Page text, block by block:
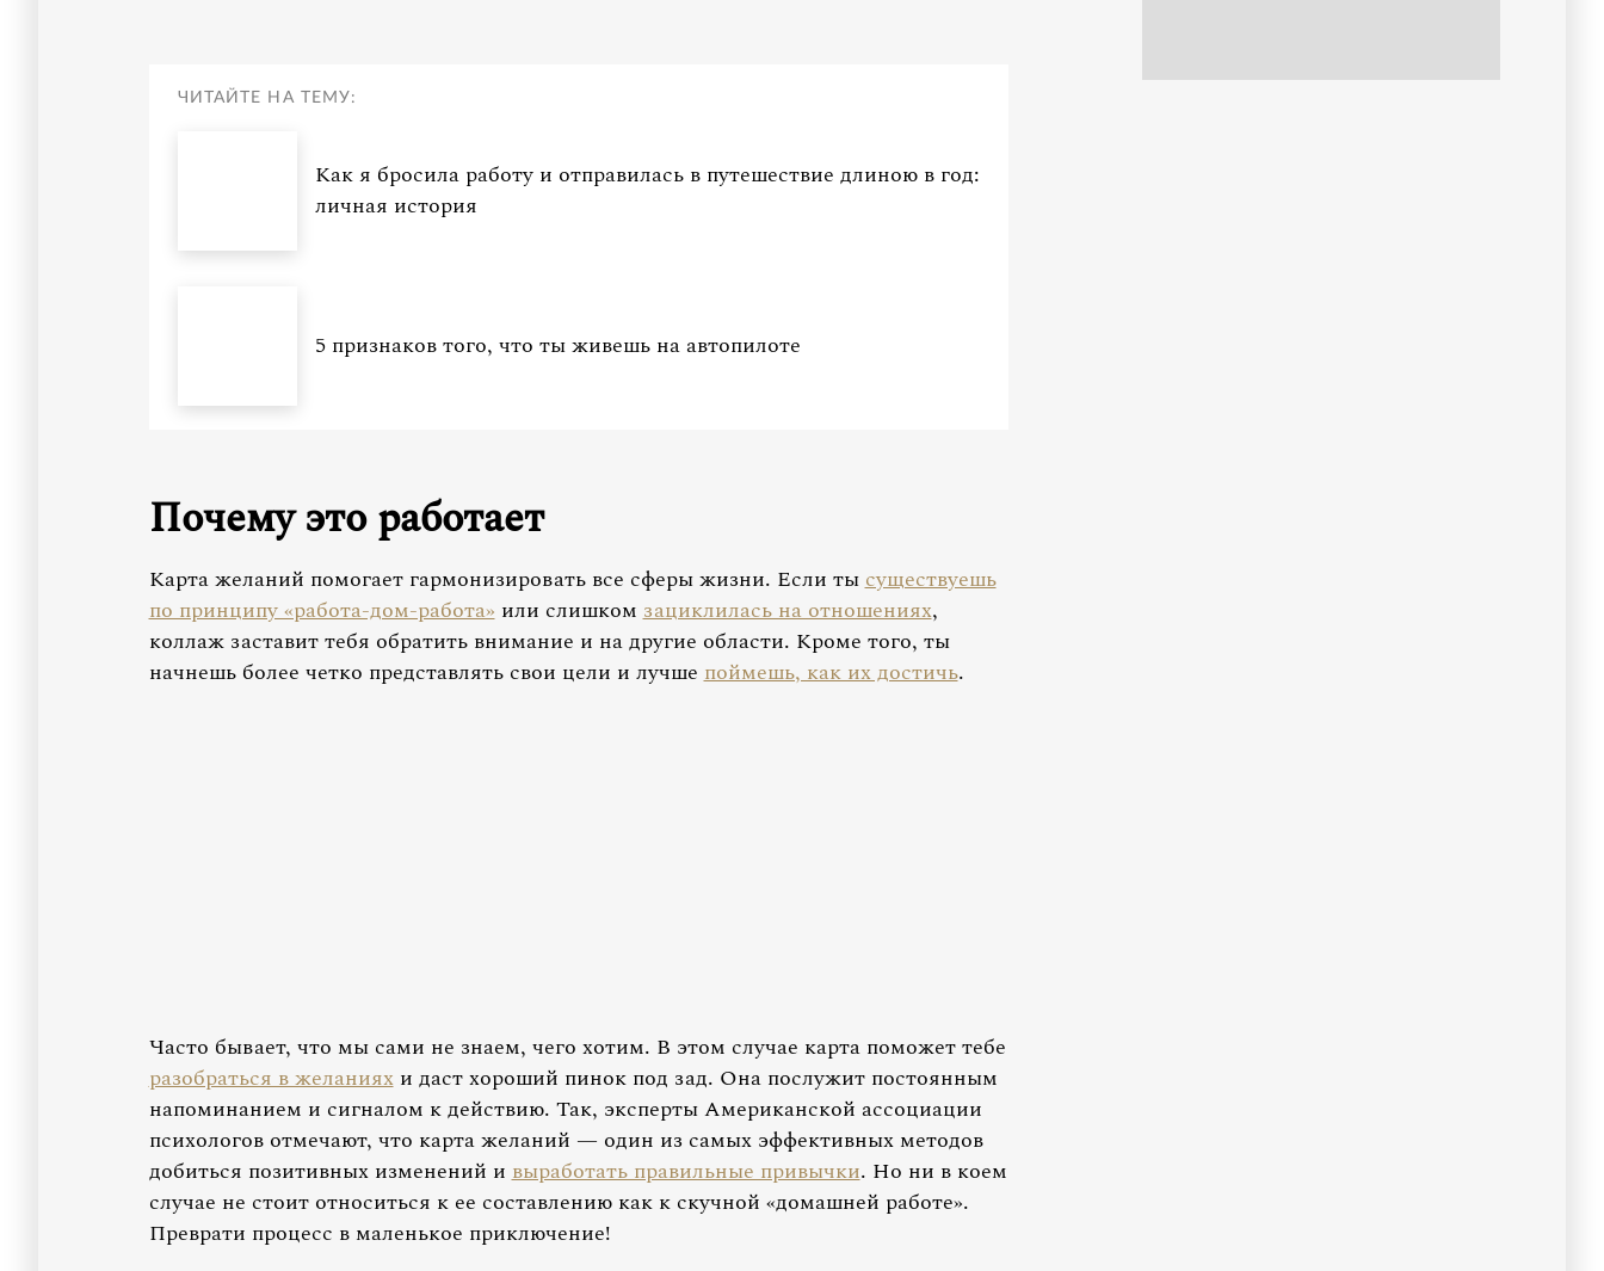
ЧИТАЙТЕ НА ТЕМУ:
Как я бросила работу и отправилась в путешествие длиною в год:
личная история
5 признаков того, что ты живешь на автопилоте
Почему это работает
Карта желаний помогает гармонизировать все сферы жизни. Если тысуществуешь
по принципу «работа-дом-работа»или слишкомзациклилась на отношениях,
коллаж заставит тебя обратить внимание и на другие области. Кроме того, ты
начнешь более четко представлять свои цели и лучшепоймешь, как их достичь.
Часто бывает, что мы сами не знаем, чего хотим. В этом случае карта поможет тебе
разобраться в желанияхи даст хороший пинок под зад. Она послужит постоянным
напоминанием и сигналом к действию. Так, эксперты Американской ассоциации
психологов отмечают, что карта желаний — один из самых эффективных методов
добиться позитивных изменений ивыработать правильные привычки. Но ни в коем
случае не стоит относиться к ее составлению как к скучной «домашней работе».
Преврати процесс в маленькое приключение!